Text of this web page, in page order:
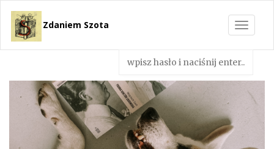
Toggle
Zdaniem Szota